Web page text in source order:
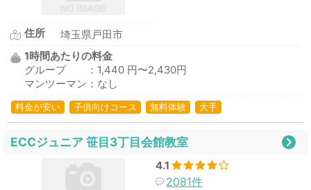
住所
埼玉県戸田市
1時間あたりの料金
グループ ：1,440 円〜2,430円
マンツーマン：なし
料金が安い 子供向けコース 無料体験 大手
ECCジュニア 笹目3丁目会館教室
4.1
2081件